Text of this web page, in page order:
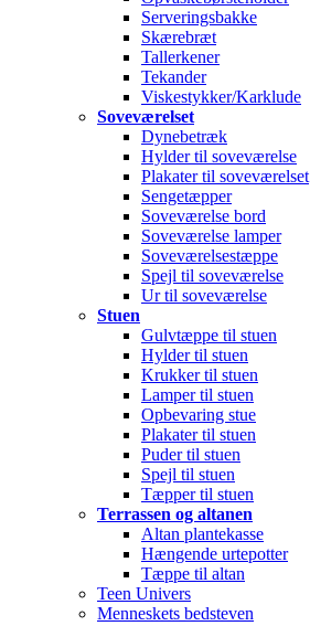
Serveringsbakke
Skærebræt
Tallerkener
Tekander
Viskestykker/Karklude
Soveværelset
Dynebetræk
Hylder til soveværelse
Plakater til soveværelset
Sengetæpper
Soveværelse bord
Soveværelse lamper
Soveværelsestæppe
Spejl til soveværelse
Ur til soveværelse
Stuen
Gulvtæppe til stuen
Hylder til stuen
Krukker til stuen
Lamper til stuen
Opbevaring stue
Plakater til stuen
Puder til stuen
Spejl til stuen
Tæpper til stuen
Terrassen og altanen
Altan plantekasse
Hængende urtepotter
Tæppe til altan
Teen Univers
Menneskets bedsteven